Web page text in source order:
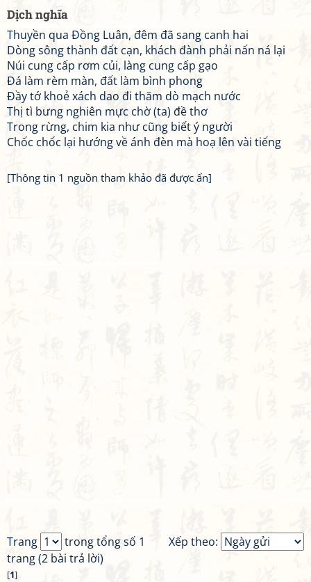
Dịch nghĩa
Thuyền qua Đồng Luân, đêm đã sang canh hai
Dòng sông thành đất cạn, khách đành phải nấn ná lại
Núi cung cấp rơm củi, làng cung cấp gạo
Đá làm rèm màn, đất làm bình phong
Đầy tớ khoẻ xách dao đi thăm dò mạch nước
Thị tì bưng nghiên mực chờ (ta) đề thơ
Trong rừng, chim kia như cũng biết ý người
Chốc chốc lại hướng về ánh đèn mà hoạ lên vài tiếng
[Thông tin 1 nguồn tham khảo đã được ẩn]
Xếp theo:
Trang
trong tổng số 1
trang (2 bài trả lời)
[1]